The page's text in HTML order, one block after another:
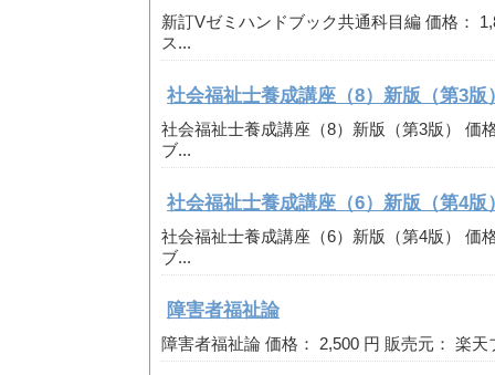
新訂Vゼミハンドブック共通科目編 価格：
ス...
社会福祉士養成講座（8）新版（第3版
社会福祉士養成講座（8）新版（第3版） 価
ブ...
社会福祉士養成講座（6）新版（第4版
社会福祉士養成講座（6）新版（第4版） 価
ブ...
障害者福祉論
障害者福祉論 価格： 2,500 円 販売元： 楽天